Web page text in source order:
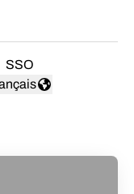
SSO
la langue